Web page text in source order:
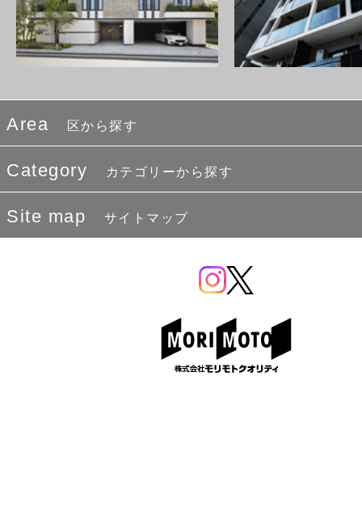
Area 区から探す
Category カテゴリーから探す
Site map サイトマップ